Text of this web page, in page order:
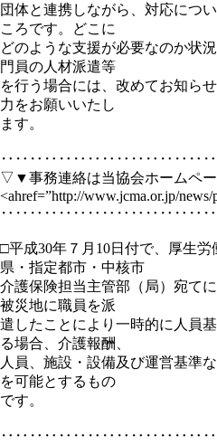
団体と連携しながら、対応につ
ころです。どこに
どのような支援が必要なのか状
門員の人材派遣等
を行う場合には、改めてお知ら
力をお願いいたし
ます。
▽▼事務連絡は当協会ホームペー
<ahref=”http://www.jcma.or.jp/
□平成30年７月10日付で、厚生
県・指定都市・中核市
介護保険担当主管部（局）宛て
被災地に職員を派
遣したことにより一時的に人員
る場合、介護報酬、
人員、施設・設備及び運営基準
を可能とするもの
です。